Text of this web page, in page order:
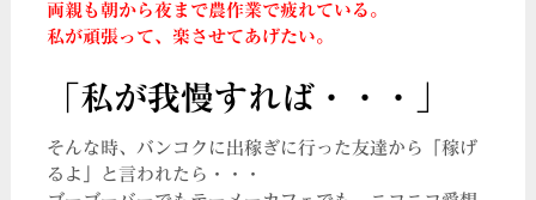
両親も朝から夜まで農作業で疲れている。
私が頑張って、楽させてあげたい。
「私が我慢すれば・・・」
そんな時、バンコクに出稼ぎに行った友達から「稼げ
るよ」と言われたら・・・